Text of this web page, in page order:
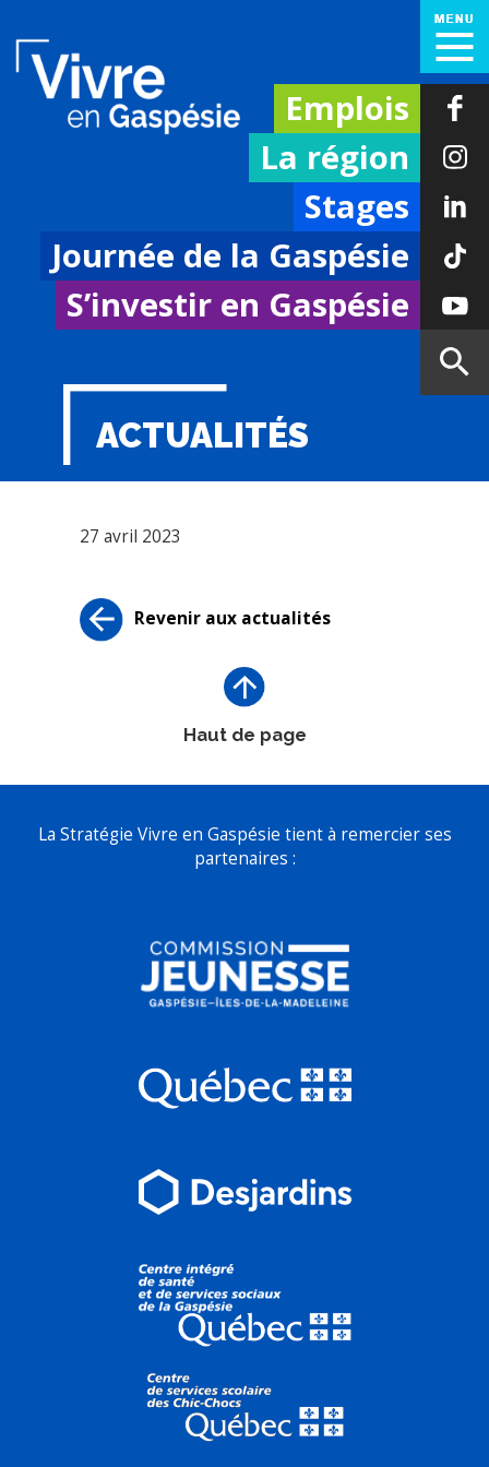
Emplois
La région
Stages
Journée de la Gaspésie
S’investir en Gaspésie
ACTUALITÉS
27 avril 2023
Revenir aux actualités
Haut de page
La Stratégie Vivre en Gaspésie tient à remercier ses
partenaires :